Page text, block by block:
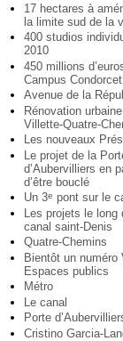
17 hectares à
la limite sud de la
400 studios
2010
450 millions
Campus Condorcet
Avenue de la
Rénovation
Villette-Quatre-
Les nouveaux
Le projet de la
d’Aubervilliers en
d’être bouclé
Un 3e pont sur le
Les projets le long
canal saint-Denis
Quatre-Chemins
Bientôt un numéro
Espaces publics
Métro
Le canal
Porte
Cristino Garcia-